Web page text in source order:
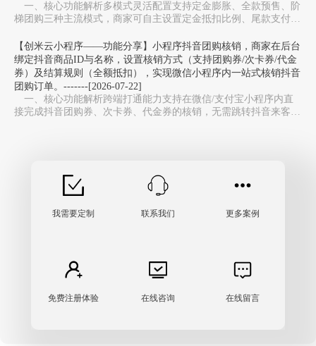
一、核心功能解析多模式灵活配置‌支持定金膨胀、全款预售、阶
梯团购三种主流模式，商家可自主设置定金抵扣比例、尾款支付周
【创米云小程序——功能分享】小程序抖音团购核销，商家在后台
绑定抖音商品ID与名称，设置核销方式（支持团购券/次卡券/代金
券）及结算规则（全额抵扣），实现微信小程序内一站式核销抖音
团购订单。-------[2026-07-22]
一、核心功能解析跨端打通能力‌支持在微信/支付宝小程序内直
接完成抖音团购券、次卡券、代金券的核销，无需跳转抖音来客
我需要定制 联系我们 更多案例
免费注册体验 在线咨询 在线留言